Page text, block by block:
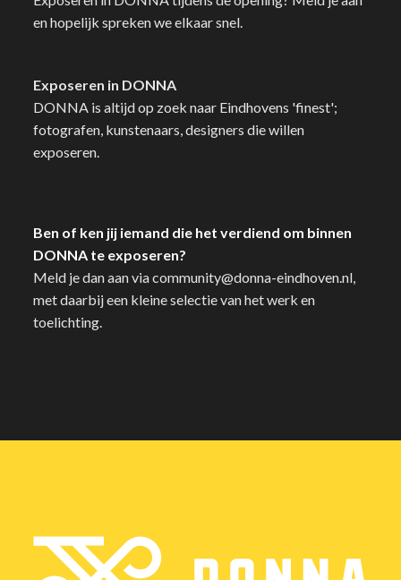
en hopelijk spreken we elkaar snel.
Exposeren in DONNA
DONNA is altijd op zoek naar Eindhovens 'finest';
fotografen, kunstenaars, designers die willen
exposeren.
Ben of ken jij iemand die het verdiend om binnen
DONNA te exposeren?
Meld je dan aan via community@donna-eindhoven.nl,
met daarbij een kleine selectie van het werk en
toelichting.